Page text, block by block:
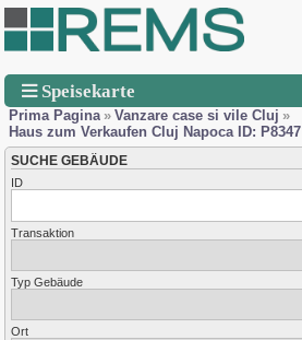
Speisekarte
Prima Pagina » Vanzare case si vile Cluj »
Haus zum Verkaufen Cluj Napoca ID: P8347
SUCHE GEBÄUDE
ID
Transaktion
Typ Gebäude
Ort